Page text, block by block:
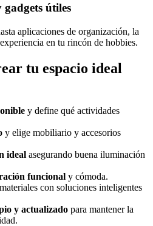
útiles
aplicaciones de organización, la
en tu rincón de hobbies.
tu espacio ideal
y define qué actividades
y elige mobiliario y accesorios
ideal asegurando buena iluminación
funcional y cómoda.
materiales con soluciones inteligentes
y actualizado para mantener la